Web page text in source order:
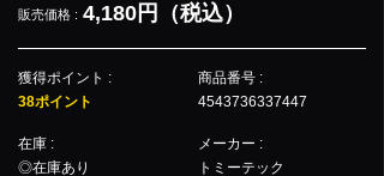
販売価格 : 4,180円（税込）
獲得ポイント :
38ポイント
在庫 :
◎在庫あり
商品番号 :
4543736337447
メーカー :
トミーテック